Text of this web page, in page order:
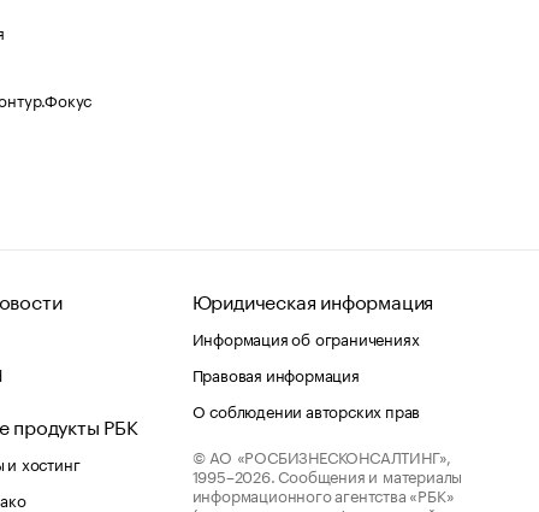
продукты РБК
хостинг
Юридическая информация
Информация об ограничениях
Правовая информация
О соблюдении авторских прав
© АО «РОСБИЗНЕСКОНСАЛТИНГ»,
1995–2026. Сообщения и материалы
информационного агентства «РБК»